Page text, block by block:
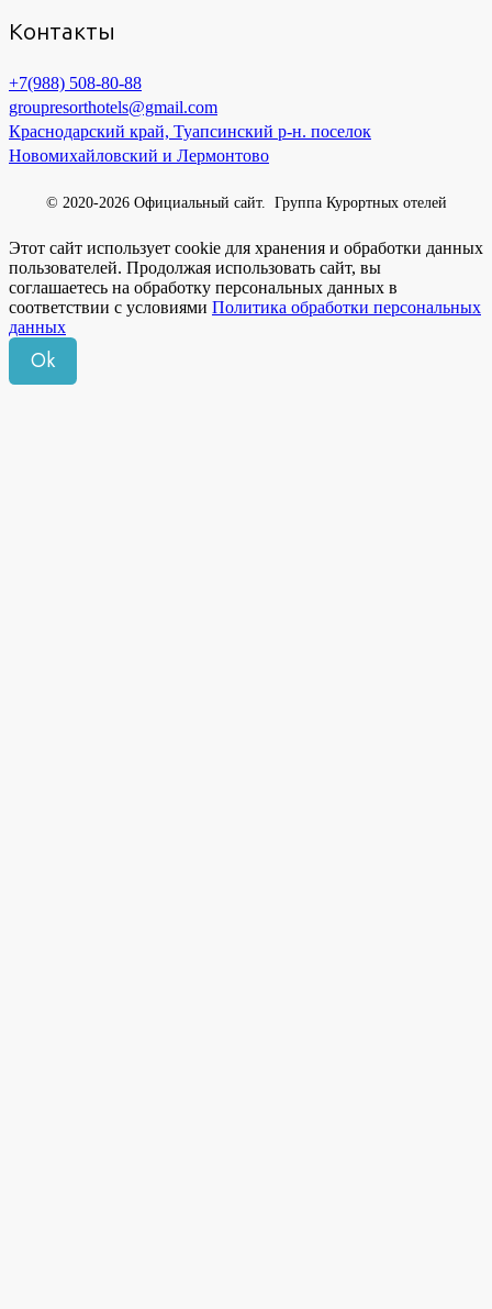
Контакты
+7(988) 508-80-88
groupresorthotels@gmail.com
Краснодарский край, Туапсинский р-н. поселок
Новомихайловский и Лермонтово
© 2020-2026 Официальный сайт. Группа Курортных отелей
Этот сайт использует cookie для хранения и обработки данных
пользователей. Продолжая использовать сайт, вы
соглашаетесь на обработку персональных данных в
соответствии с условиями Политика обработки персональных
данных
Ok